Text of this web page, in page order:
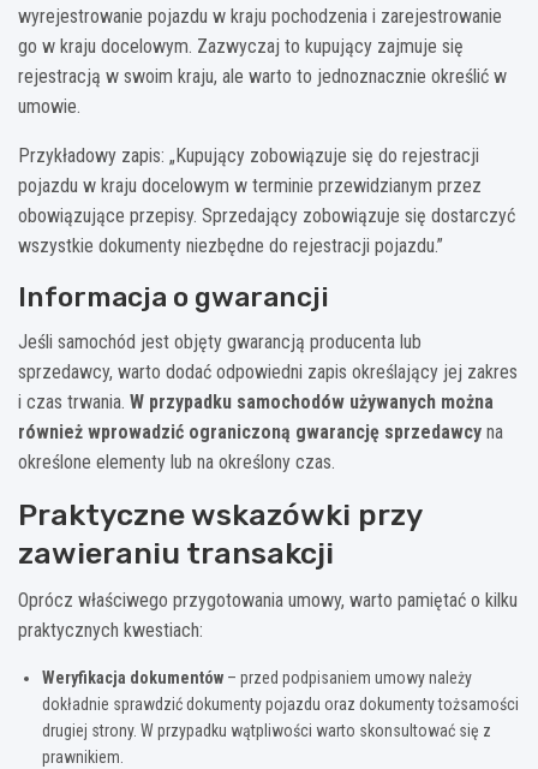
wyrejestrowanie pojazdu w kraju pochodzenia i zarejestrowanie
go w kraju docelowym. Zazwyczaj to kupujący zajmuje się
rejestracją w swoim kraju, ale warto to jednoznacznie określić w
umowie.
Przykładowy zapis: „Kupujący zobowiązuje się do rejestracji
pojazdu w kraju docelowym w terminie przewidzianym przez
obowiązujące przepisy. Sprzedający zobowiązuje się dostarczyć
wszystkie dokumenty niezbędne do rejestracji pojazdu.”
Informacja o gwarancji
Jeśli samochód jest objęty gwarancją producenta lub
sprzedawcy, warto dodać odpowiedni zapis określający jej zakres
i czas trwania. W przypadku samochodów używanych można
również wprowadzić ograniczoną gwarancję sprzedawcy na
określone elementy lub na określony czas.
Praktyczne wskazówki przy
zawieraniu transakcji
Oprócz właściwego przygotowania umowy, warto pamiętać o kilku
praktycznych kwestiach:
Weryfikacja dokumentów – przed podpisaniem umowy należy
dokładnie sprawdzić dokumenty pojazdu oraz dokumenty tożsamości
drugiej strony. W przypadku wątpliwości warto skonsultować się z
prawnikiem.